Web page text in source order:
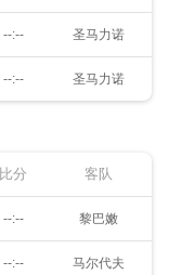
--:-- 圣马力诺
--:-- 圣马力诺
比分 客队
--:-- 黎巴嫩
--:-- 马尔代夫